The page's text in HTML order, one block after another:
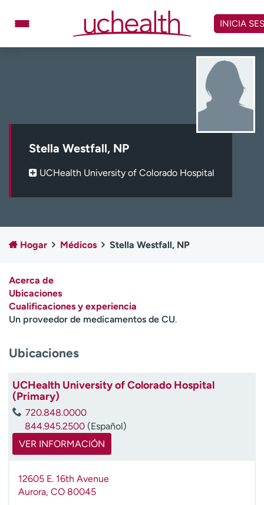
contenido
Carreras
Acerca de UCHealth
Clases y eventos
Empleados
Atención a medios de
comunicación
Asistencia financiera
ú
d
m
INICIA
Stella Westfall, NP
UCHealth University of Colorado Hospital
Hogar Médicos Stella Westfall, NP
Acerca de
Ubicaciones
Cualificaciones y experiencia
Un proveedor de medicamentos de CU.
Ubicaciones
UCHealth University of Colorado Hospital
(Primary)
720.848.0000
844.945.2500 (Español)
VER INFORMACIÓN
12605 E. 16th Avenue
Aurora, CO 80045